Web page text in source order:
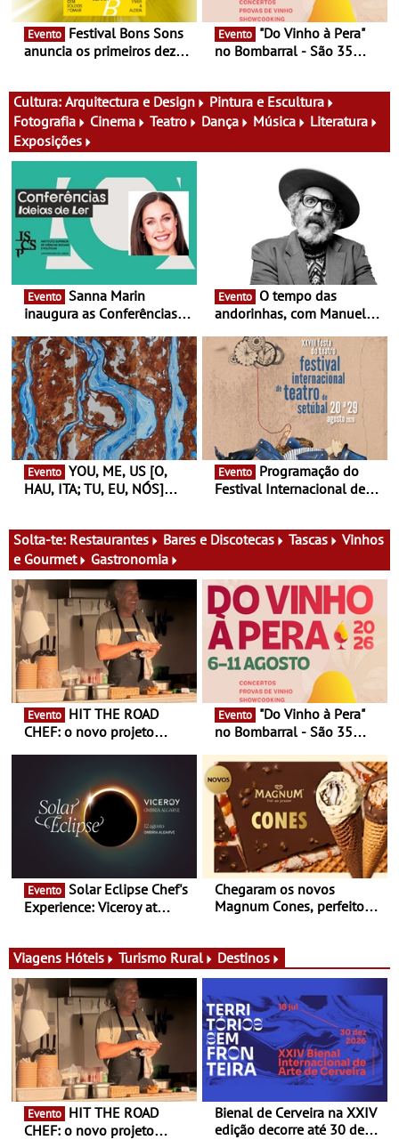
Evento
anuncia os primeiros dez
Evento
no Bombarral - São 35
experiências
Cultura: Arquitectura e Design
Pintura e Escultura
Fotografia
Cinema Teatro Dança Música
Literatura
Exposições
Evento
inaugura as Conferências
Antiga primeira-ministra da
Finlândia é a convidada da
primeira edição do novo
ciclo de debates dedicado
aos grandes temas do
nosso tempo
Evento
andorinhas, com Manuel
Atum - Concerto
performance na MAAT
Gallery a 3 de Setembro,
Evento
HAU, ITA; TU, EU, NÓS]
13 de Dezembro
Evento
Festival Internacional de
29 de Agosto
Solta-te: Restaurantes Bares e Discotecas Tascas
Vinhos
e Gourmet
Gastronomia
Evento
CHEF: o novo projeto
conceito gastronómico
itinerante que percorre
Portugal
Evento
no Bombarral - São 35
prova e seis dias de
experiências
Evento
Experience: Viceroy at
exclusiva
Chegaram os novos
Magnum Cones, perfeitos
Viagens Hóteis Turismo Rural Destinos
Evento
CHEF: o novo projeto
Bienal de Cerveira na XXIV
edição decorre até 30 de